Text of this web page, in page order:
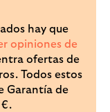
hay que
opiniones de
ofertas de
Todos estos
Garantía de
€.